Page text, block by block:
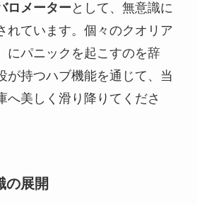
ロメーター として、無意識に
れています。個々のクオリア
にパニックを起こすのを辞
が持つハブ機能を通じて、当
へ美しく滑り降りてくださ
の展開